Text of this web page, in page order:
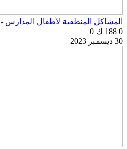
المشاكل المنطقية لأطفال المدارس - 11 مهمة براعة
0 188 ك
0
30 ديسمبر 2023